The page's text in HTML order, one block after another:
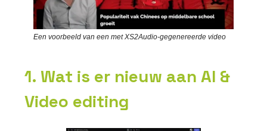
Een voorbeeld van een met XS2Audio-gegenereerde video
1. Wat is er nieuw aan AI &
Video editing